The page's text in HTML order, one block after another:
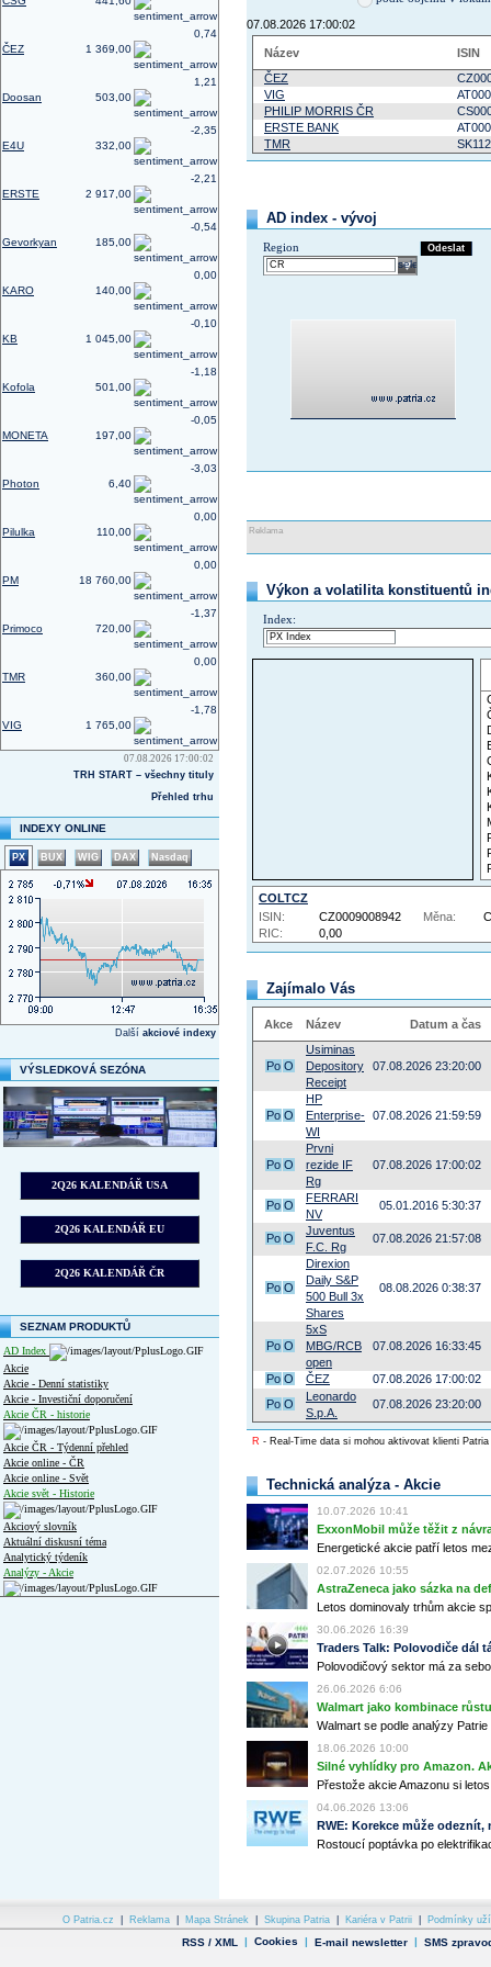
ČEZ 1 369,00
0,74
Doosan 503,00
1,21
E4U 332,00
-2,35
ERSTE 2 917,00
-2,21
Gevorkyan 185,00
-0,54
KARO 140,00
0,00
KB 1 045,00
-0,10
Kofola 501,00
-1,18
MONETA 197,00
-0,05
Photon 6,40
-3,03
Pilulka 110,00
0,00
PM 18 760,00
0,00
Primoco 720,00
-1,37
TMR 360,00
0,00
VIG 1 765,00
-1,78
07.08.2026 17:00:02
TRH START – všechny tituly
Přehled trhu
INDEXY ONLINE
PX BUX WIG DAX Nasdaq
Další akciové indexy
VÝSLEDKOVÁ SEZÓNA
2Q26 KALENDÁŘ USA
2Q26 KALENDÁŘ EU
2Q26 KALENDÁŘ ČR
SEZNAM PRODUKTŮ
AD Index
Akcie
Akcie - Denní statistiky
Akcie - Investiční doporučení
Akcie ČR - historie
Akcie ČR - Týdenní přehled
Akcie online - ČR
Akcie online - Svět
Akcie svět - Historie
Akciový slovník
Aktuální diskusní téma
Analytický týdeník
Analýzy - Akcie
Archiv - Měsíční makroekonomické přehledy
Archiv - Souhrnné zprávy o vývoji ČR
07.08.2026 17:00:02
Název
ISIN
ČEZ
VIG
PHILIP MORRIS ČR
ERSTE BANK
TMR
AD index - vývoj
Region
select
Odeslat
Reklama
Výkon a volatilita konstituentů
Index:
COLTCZ
RIC: 0,00
ISIN: CZ0009008942 Měna:
Zajímalo Vás
Akce Název Datum a čas
Po O
Usiminas
Depository
Receipt
07.08.2026 23:20:00
Po O
HP
Enterprise-
WI
07.08.2026 21:59:59
Po O
Prvni
rezide IF
Rg
07.08.2026 17:00:02
Po O
FERRARI
NV
05.01.2016 5:30:37
Po O
Juventus
F.C. Rg
07.08.2026 21:57:08
Po O
Direxion
Daily S&P
500 Bull 3x
Shares
08.08.2026 0:38:37
Po O
5xS
MBG/RCB
open
07.08.2026 16:33:45
Po O ČEZ
07.08.2026 17:00:02
Po O
Leonardo
S.p.A.
07.08.2026 23:20:00
R - Real-Time data si mohou aktivovat klienti
Technická analýza - Akcie
10.07.2026 10:41
ExxonMobil může těžit z
Energetické akcie patří letos
02.07.2026 10:55
AstraZeneca jako sázka na
Letos dominovaly trhům akcie
30.06.2026 16:39
Traders Talk: Polovodiče dál
Polovodičový sektor má za
26.06.2026 6:06
Walmart jako kombinace
Walmart se podle analýzy
18.06.2026 10:00
Silné vyhlídky pro Amazon.
Přestože akcie Amazonu si
04.06.2026 13:06
RWE: Korekce může
Rostoucí poptávka po
O Patria.cz Reklama Mapa Stránek Skupina Patria Kariéra v Patrii Podmínky
RSS / XML | Cookies | E-mail newsletter | SMS